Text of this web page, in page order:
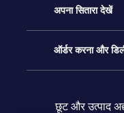
हमसे संपर्क करें
ब्लॉग
ऑनलाइन स्टार गिफ़्ट
OSR गिफ़्ट पैक
अपना सितारा देखें
स्टार रजिस्टर
ऑर्डर करना और
छूट और उत्पाद